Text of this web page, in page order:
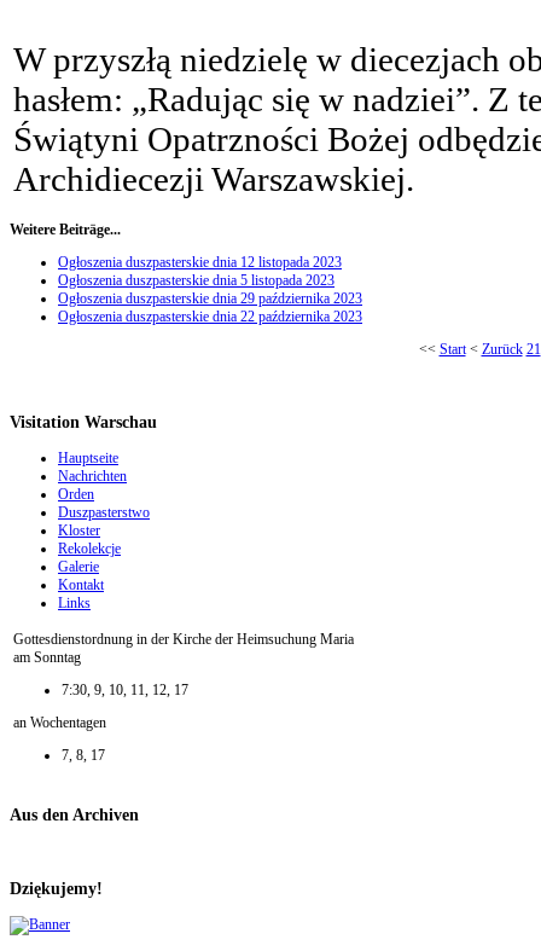
W przyszłą niedzielę w diecezjach
hasłem: „Radując się w nadziei”.
Świątyni Opatrzności Bożej
Archidiecezji Warszawskiej.
Weitere Beiträge...
Ogłoszenia duszpasterskie dnia 12 listopada 2023
Ogłoszenia duszpasterskie dnia 5 listopada 2023
Ogłoszenia duszpasterskie dnia 29 października 2023
Ogłoszenia duszpasterskie dnia 22 października 2023
<< Start< Zurück 21
Visitation Warschau
Hauptseite
Nachrichten
Orden
Duszpasterstwo
Kloster
Rekolekcje
Galerie
Kontakt
Links
Gottesdienstordnung in der Kirche der Heimsuchung Maria
am Sonntag
7:30, 9, 10, 11, 12, 17
an Wochentagen
7, 8, 17
Aus den Archiven
Dziękujemy!